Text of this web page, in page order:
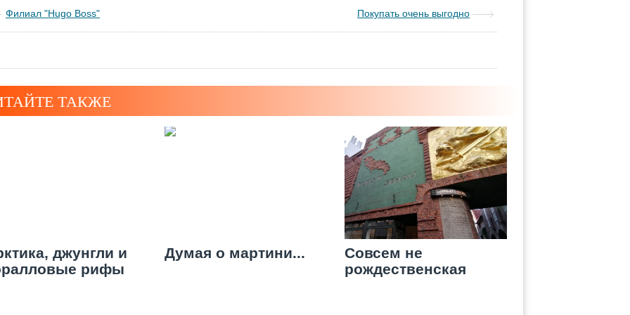
Филиал "Hugo Boss" Покупать очень выгодно
ТАКЖЕ
джунгли и
рифы
Думая о мартини...
Совсем не
рождественская